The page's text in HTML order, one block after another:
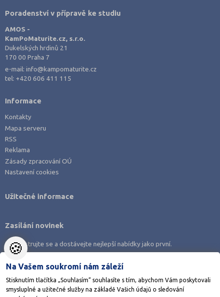
Trutnov (106)
Třebíč (98)
Uherské Hradiště (134)
Ústí nad Labem (74)
Ústí nad Orlicí (135)
Vsetín (132)
Vyškov (72)
Znojmo (98)
Žďár nad Sázavou (124)
Poradenství v přípravě ke studiu
AMOS -
KamPoMaturite.cz, s.r.o.
Dukelských hrdinů 21
170 00 Praha 7
e-mail:info@kampomaturite.cz
tel: +420 606 411 115
Informace
Kontakty
Mapa serveru
RSS
Reklama
Zásady zpracování OÚ
Nastavení cookies
Užitečné informace
Zasílání novinek
Zaregistrujte se a dostávejte nejlepší nabídky jako první.
🍪
Na Vašem soukromí nám záleží
Stisknutím tlačítka „Souhlasím“ souhlasíte s tím, abychom Vám poskytovali
smysluplné a užitečné služby na základě Vašich údajů o sledování